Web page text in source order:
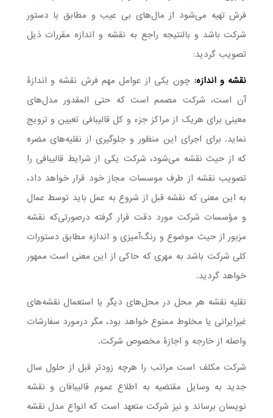
فرش تهیه می‌شود از مال‌های بی عیب و مطابق با دستور
شرکت باشد و بالنتیجه راجع به نقشه و اندازه مقررات ذیل
تصویب گردید:
نقشه و اندازه: چون یکی از عوامل مهم فرش نقشه و اندازۀ
آن است، شرکت مصمم است که حتی المقدور مدل‌های
معینی برای هریک از مراکز جزء و کل قالیبافی تعیین و ترویج
نماید. برای اجرای این منظور و جلوگیری از نقلیه‌های مضره
که از حیث نقشه می‌شود، شرکت یکی از شرایط قالیبافی را
تصویب نقشه از طرف موسسات مجاز خود قرار خواهد داد،
به این معنی که نقشه قبل از شروع به عمل باید توسط عمال
و مؤسسات شرکت مورد دقت قرار گرفته درصورتی‌که نقشه
مزبور از حیث موضوع و رنگ‌آمیزی و اندازه مطابق دستورات
کلی شرکت باشد به مهری که حاکی از این معنی است ممهور
خواهد گردید.
نقلیه نقشه هر محل در محل‌های دیگر یا استعمال نقشه‌های
غیرایرانی یا مخلوط ممنوع خواهد بود، مگر درمورد سفارشات
واصله از خارجه و اجازۀ مخصوص شرکت.
شرکت مکلف است مراتب را هرچه زودتر قبل از حلول سال
جدید به وسایل مقتضیه به اطلاع عموم قالیبافان و نقشه
نویسان برساند و نیز شرکت متعهد است که انواع مدل نقشه